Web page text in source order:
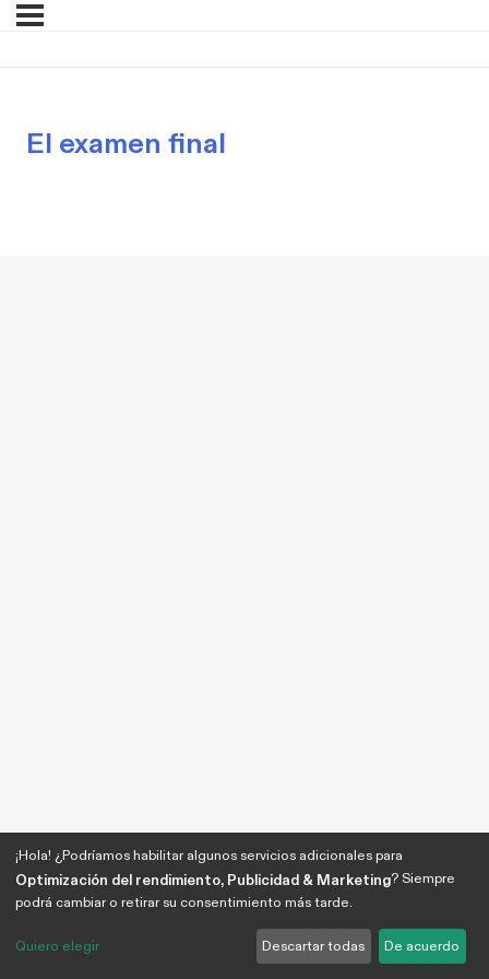
El examen final
¡Hola! ¿Podríamos habilitar algunos servicios adicionales para
Optimización del rendimiento, Publicidad & Marketing? Siempre
podrá cambiar o retirar su consentimiento más tarde.
Quiero elegir Descartar todas De acuerdo